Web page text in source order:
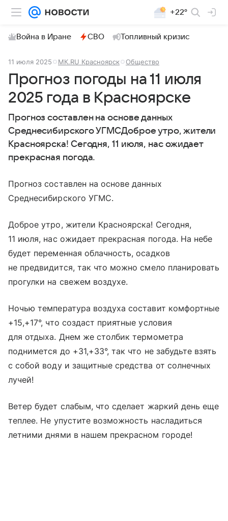
+22°
Война в Иране СВО Топливный кризис
11 июля 2025 МК.RU Красноярск Общество
Прогноз погоды на 11 июля
2025 года в Красноярске
Прогноз составлен на основе данных
Среднесибирского УГМСДоброе утро, жители
Красноярска! Сегодня, 11 июля, нас ожидает
прекрасная погода.
Прогноз составлен на основе данных
Среднесибирского УГМС.
Доброе утро, жители Красноярска! Сегодня,
11 июля, нас ожидает прекрасная погода. На небе
будет переменная облачность, осадков
не предвидится, так что можно смело планировать
прогулки на свежем воздухе.
Ночью температура воздуха составит комфортные
+15,+17°, что создаст приятные условия
для отдыха. Днем же столбик термометра
поднимется до +31,+33°, так что не забудьте взять
с собой воду и защитные средства от солнечных
лучей!
Ветер будет слабым, что сделает жаркий день еще
теплее. Не упустите возможность насладиться
летними днями в нашем прекрасном городе!